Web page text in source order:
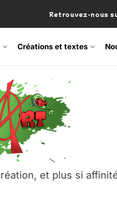
Retrouvez-nous
Créations et textes
et plus si
(Lyon)
(Vaulx-en-Velin)
Moretti & Pierre Lacôte
(Haute-Savoie)